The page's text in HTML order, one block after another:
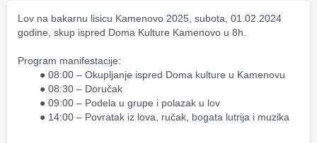
Lov na bakarnu lisicu Kamenovo 2025, subota, 01.02.2024
godine, skup ispred Doma Kulture Kamenovo u 8h.
Program manifestacije:
08:00 – Okupljanje ispred Doma kulture u Kamenovu
08:30 – Doručak
09:00 – Podela u grupe i polazak u lov
14:00 – Povratak iz lova, ručak, bogata lutrija i muzika